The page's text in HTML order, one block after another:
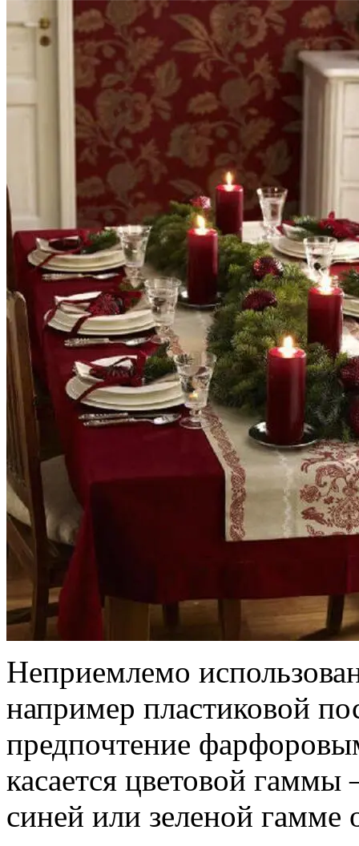
Неприемлемо
например пластиковой
предпочтение
касается цветовой гаммы
синей или зеленой гамме